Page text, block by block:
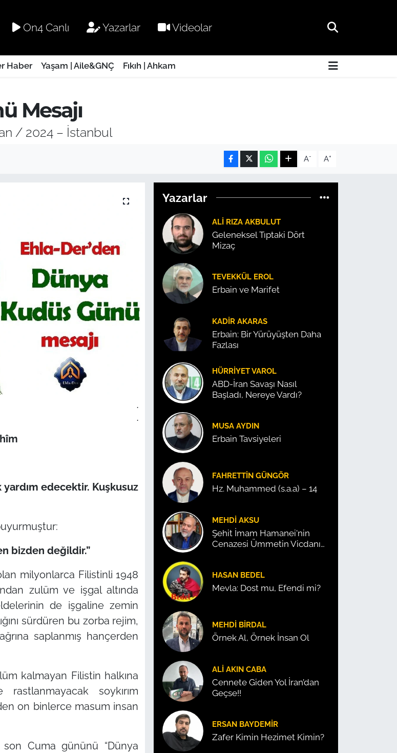
On4 Canlı Yazarlar Videolar
Haber Yaşam | Aile&GNÇ Fıkıh | Ahkam
Mesajı
/ 2024 – İstanbul
A- A+
.
.
edecektir. Kuşkusuz
bizden değildir.”
milyonlarca Filistinli 1948
zulüm ve işgal altında
de işgaline zemin
sürdüren bu zorba rejim,
saplanmış hançerden
kalmayan Filistin halkına
soykırım
on binlerce masum insan
son Cuma gününü “Dünya
Yazarlar
ALI RIZA AKBULUT
Geleneksel Tıptaki Dört
Mizaç
TEVEKKÜL EROL
Erbain ve Marifet
KADIR AKARAS
Erbain: Bir Yürüyüşten Daha
Fazlası
HÜRRIYET VAROL
ABD-İran Savaşı Nasıl
Başladı, Nereye Vardı?
MUSA AYDIN
Erbain Tavsiyeleri
FAHRETTIN GÜNGÖR
Hz. Muhammed (s.a.a) – 14
MEHDI AKSU
Şehit İmam Hamanei'nin
Cenazesi Ümmetin Vicdanını
HASAN BEDEL
Mevla: Dost mu, Efendi mi?
MEHDI BIRDAL
Örnek Al, Örnek İnsan Ol
ALI AKIN CABA
Cennete Giden Yol İran’dan
Geçse!!
ERSAN BAYDEMIR
Zafer Kimin Hezimet Kimin?